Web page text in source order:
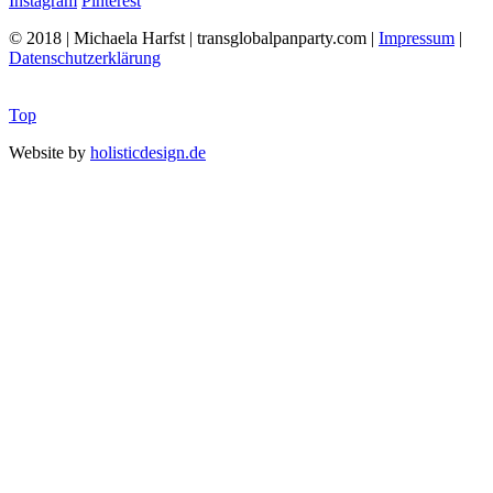
© 2018 | Michaela Harfst | transglobalpanparty.com | Impressum |
Datenschutzerklärung
Top
Website by holisticdesign.de